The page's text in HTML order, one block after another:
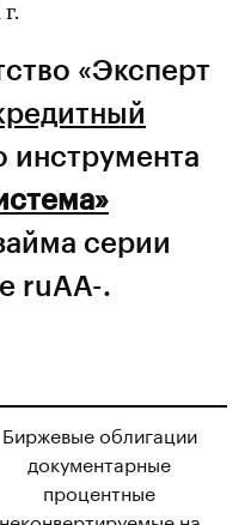
«Эксперт
инструмента
серии
ruAА-.
Биржевые облигации
документарные
процентные